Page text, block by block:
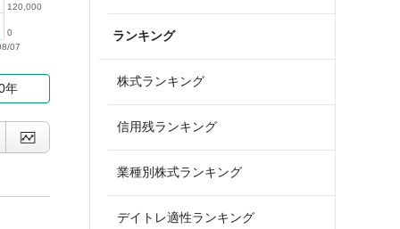
07
0
120,000
年
ランキング
株式ランキング
信用残ランキング
業種別株式ランキング
デイトレ適性ランキング